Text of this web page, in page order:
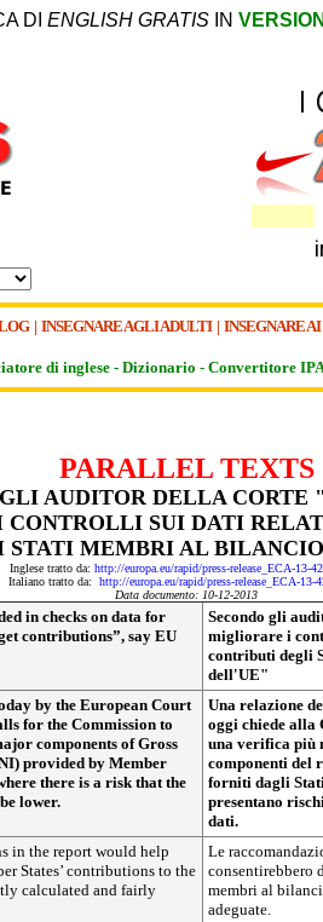
DI ENGLISH GRATIS IN
| INSEGNARE AGLI ADULTI | INSEGNARE
di inglese - Dizionario - Convertitore
PARALLEL TEXTS
AUDITOR DELLA CORTE
SUI DATI
STATI MEMBRI AL
Inglese tratto da: http://europa.eu/rapid/press-release_ECA-13-
Italiano tratto da: http://europa.eu/rapid/press-release_ECA-13-
Data documento: 10-12-2013
in checks on data for
contributions”, say EU
Secondo gli
migliorare i
contributi degli
dell'UE"
by the European Court
for the Commission to
components of Gross
provided by Member
there is a risk that the
lower.
Una relazione
oggi chiede alla
una verifica più
componenti del
forniti dagli
presentano
dati.
in the report would help
States’ contributions to the
calculated and fairly
Le
consentirebbero
membri al
adeguate.